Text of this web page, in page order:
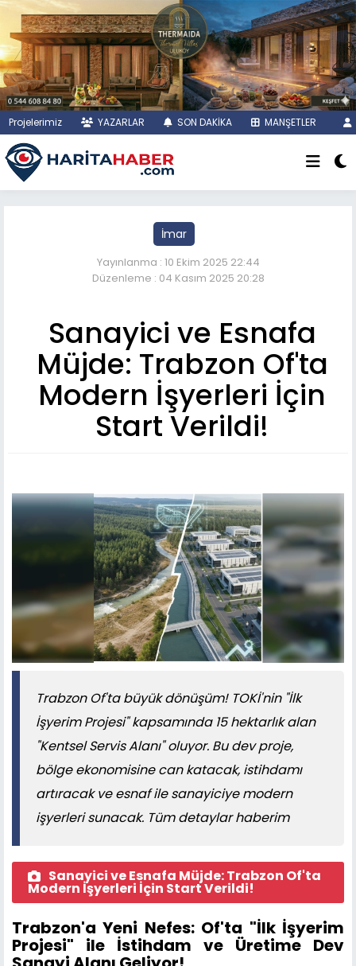
Projelerimiz YAZARLAR SON DAKİKA MANŞETLER
İmar
Yayınlanma : 10 Ekim 2025 22:44
Düzenleme : 04 Kasım 2025 20:28
Sanayici ve Esnafa
Müjde: Trabzon Of'ta
Modern İşyerleri İçin
Start Verildi!
Trabzon Of'ta büyük dönüşüm! TOKİ'nin "İlk
İşyerim Projesi" kapsamında 15 hektarlık alan
"Kentsel Servis Alanı" oluyor. Bu dev proje,
bölge ekonomisine can katacak, istihdamı
artıracak ve esnaf ile sanayiciye modern
işyerleri sunacak. Tüm detaylar haberim
Sanayici ve Esnafa Müjde: Trabzon Of'ta
Modern İşyerleri İçin Start Verildi!
Trabzon'a Yeni Nefes: Of'ta "İlk İşyerim
Projesi" ile İstihdam ve Üretime Dev